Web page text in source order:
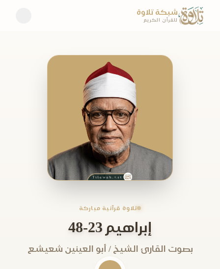
شبكة تلاوة
للقرآن الكريم
تلاوة قرآنية مباركة
إبراهيم 23-48
بصوت القارئ الشيخ / أبو العينين شعيشع